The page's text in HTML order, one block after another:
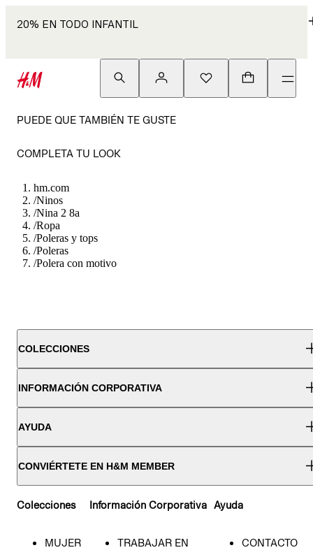
20% EN TODO INFANTIL
PUEDE QUE TAMBIÉN TE GUSTE
COMPLETA TU LOOK
hm.com
/Ninos
/Nina 2 8a
/Ropa
/Poleras y tops
/Poleras
/Polera con motivo
COLECCIONES
INFORMACIÓN CORPORATIVA
AYUDA
CONVIÉRTETE EN H&M MEMBER
Colecciones
MUJER
Información Corporativa
TRABAJAR EN
Ayuda
CONTACTO